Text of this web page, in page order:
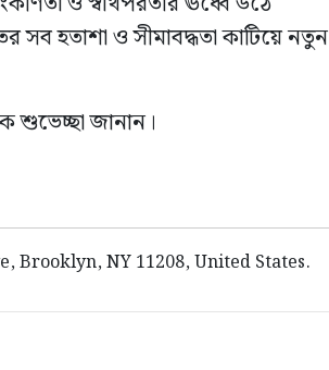
হতাশা ও সীমাবদ্ধতা কাটিয়ে নতুন
শুভেচ্ছা জানান।
Brooklyn, NY 11208, United States.